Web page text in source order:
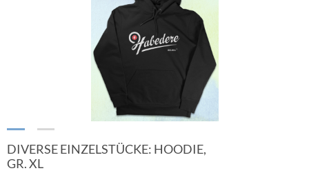
DIVERSE EINZELSTÜCKE: HOODIE,
GR. XL